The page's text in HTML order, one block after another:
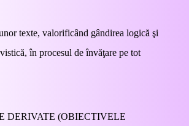
texte, valorificând gândirea logică şi
în procesul de învăţare pe tot
DERIVATE (OBIECTIVELE